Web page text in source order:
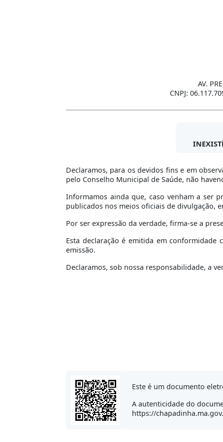
AV.
CNPJ:
Declaramos, para os devidos fins e em
pelo Conselho Municipal de Saúde, não
Informamos ainda que, caso venham a ser
publicados nos meios oficiais de divulgação,
Por ser expressão da verdade, firma-se a
Esta declaração é emitida em
emissão.
Declaramos, sob nossa responsabilidade, a
Este é um documento
A autenticidade do
https://